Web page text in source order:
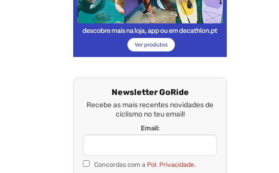
Newsletter GoRide
Recebe as mais recentes novidades de
ciclismo no teu email!
Email:
Concordas com a Pol. Privacidade.